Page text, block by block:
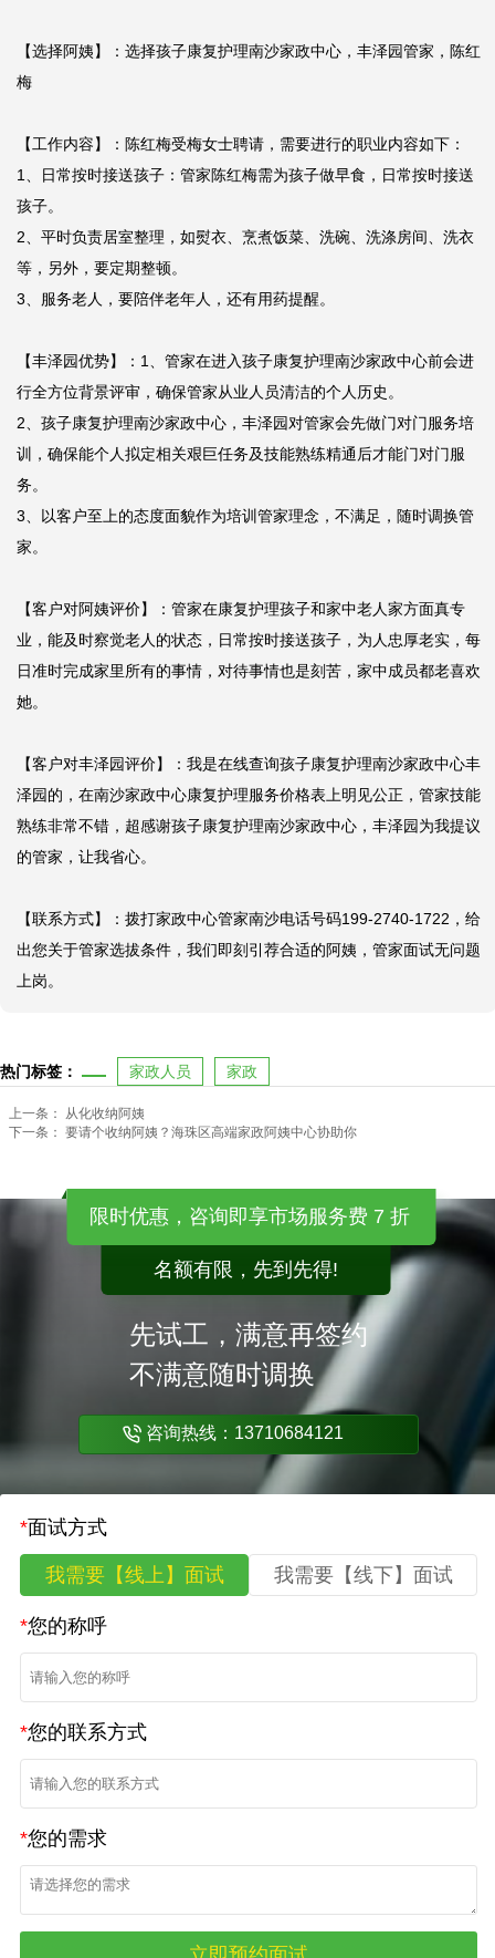
【选择阿姨】：选择孩子康复护理南沙家政中心，丰泽园管家，陈红
梅
【工作内容】：陈红梅受梅女士聘请，需要进行的职业内容如下：
1、日常按时接送孩子：管家陈红梅需为孩子做早食，日常按时接送
孩子。
2、平时负责居室整理，如熨衣、烹煮饭菜、洗碗、洗涤房间、洗衣
等，另外，要定期整顿。
3、服务老人，要陪伴老年人，还有用药提醒。
【丰泽园优势】：1、管家在进入孩子康复护理南沙家政中心前会进
行全方位背景评审，确保管家从业人员清洁的个人历史。
2、孩子康复护理南沙家政中心，丰泽园对管家会先做门对门服务培
训，确保能个人拟定相关艰巨任务及技能熟练精通后才能门对门服
务。
3、以客户至上的态度面貌作为培训管家理念，不满足，随时调换管
家。
【客户对阿姨评价】：管家在康复护理孩子和家中老人家方面真专
业，能及时察觉老人的状态，日常按时接送孩子，为人忠厚老实，每
日准时完成家里所有的事情，对待事情也是刻苦，家中成员都老喜欢
她。
【客户对丰泽园评价】：我是在线查询孩子康复护理南沙家政中心丰
泽园的，在南沙家政中心康复护理服务价格表上明见公正，管家技能
熟练非常不错，超感谢孩子康复护理南沙家政中心，丰泽园为我提议
的管家，让我省心。
【联系方式】：拨打家政中心管家南沙电话号码199-2740-1722，给
出您关于管家选拔条件，我们即刻引荐合适的阿姨，管家面试无问题
上岗。
热门标签： 家政人员 家政
上一条：
从化收纳阿姨
下一条： 要请个收纳阿姨？海珠区高端家政阿姨中心协助你
限时优惠，咨询即享市场服务费 7 折
名额有限，先到先得!
先试工，满意再签约
不满意随时调换
咨询热线：13710684121
*面试方式
我需要【线上】面试 我需要【线下】面试
*您的称呼
*您的联系方式
*您的需求